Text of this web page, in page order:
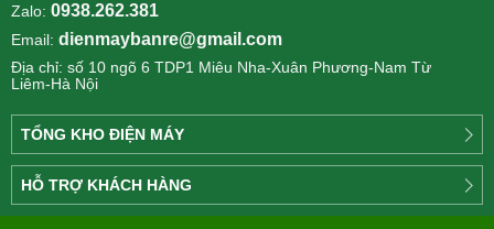
Zalo: 0938.262.381
Email: dienmaybanre@gmail.com
Địa chỉ: số 10 ngõ 6 TDP1 Miêu Nha-Xuân Phương-Nam Từ
Liêm-Hà Nội
TỔNG KHO ĐIỆN MÁY
Công
ty
Điện
HỖ TRỢ KHÁCH HÀNG